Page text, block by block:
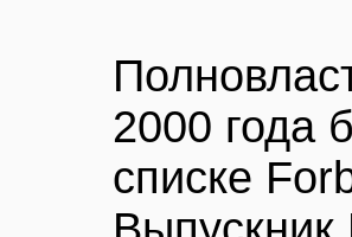
2000 года
списке